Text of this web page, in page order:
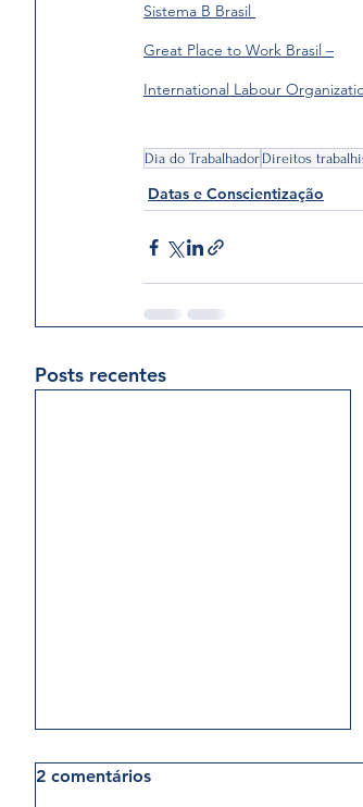
Sistema B Brasil
Great Place to Work Brasil –
International Labour
Dia do Trabalhador Direitos
Datas e Conscientização
Posts recentes
2 comentários